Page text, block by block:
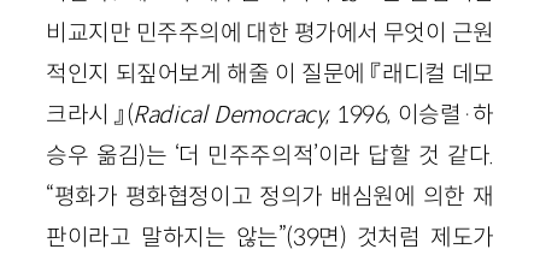
비교지만 민주주의에 대한 평가에서 무엇이 근원
적인지 되짚어보게 해줄 이 질문에 『래디컬 데모
크라시』(Radical Democracy, 1996, 이승렬·하
승우 옮김)는 ‘더 민주주의적’이라 답할 것 같다.
“평화가 평화협정이고 정의가 배심원에 의한 재
판이라고 말하지는 않는”(39면) 것처럼 제도가